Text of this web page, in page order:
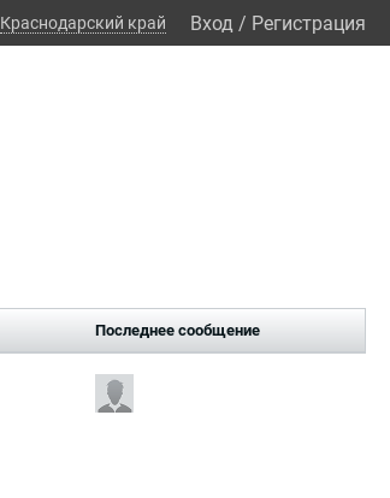
Краснодарский край Вход / Регистрация
Последнее сообщение